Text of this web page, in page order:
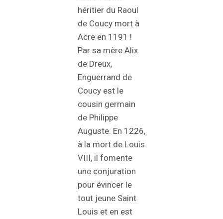
héritier du Raoul
de Coucy mort à
Acre en 1191 !
Par sa mère Alix
de Dreux,
Enguerrand de
Coucy est le
cousin germain
de Philippe
Auguste. En 1226,
à la mort de Louis
VIII, il fomente
une conjuration
pour évincer le
tout jeune Saint
Louis et en est